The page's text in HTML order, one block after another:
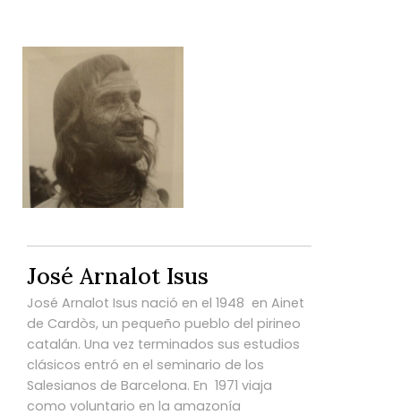
José Arnalot Isus
José Arnalot Isus nació en el 1948 en Ainet
de Cardòs, un pequeño pueblo del pirineo
catalán. Una vez terminados sus estudios
clásicos entró en el seminario de los
Salesianos de Barcelona. En 1971 viaja
como voluntario en la amazonía